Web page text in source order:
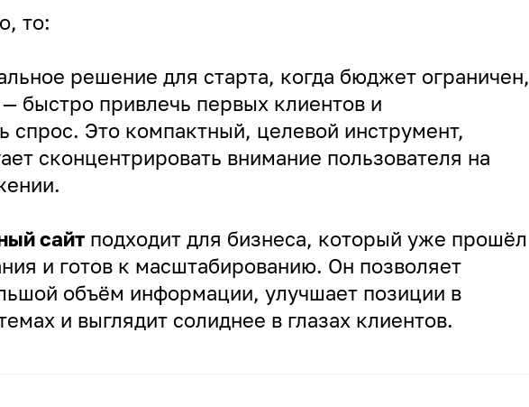
то:
решение для старта, когда бюджет ограничен,
— быстро привлечь первых клиентов и
спрос. Это компактный, целевой инструмент,
сконцентрировать внимание пользователя на
сайт подходит для бизнеса, который уже прошёл
и готов к масштабированию. Он позволяет
объём информации, улучшает позиции в
и выглядит солиднее в глазах клиентов.